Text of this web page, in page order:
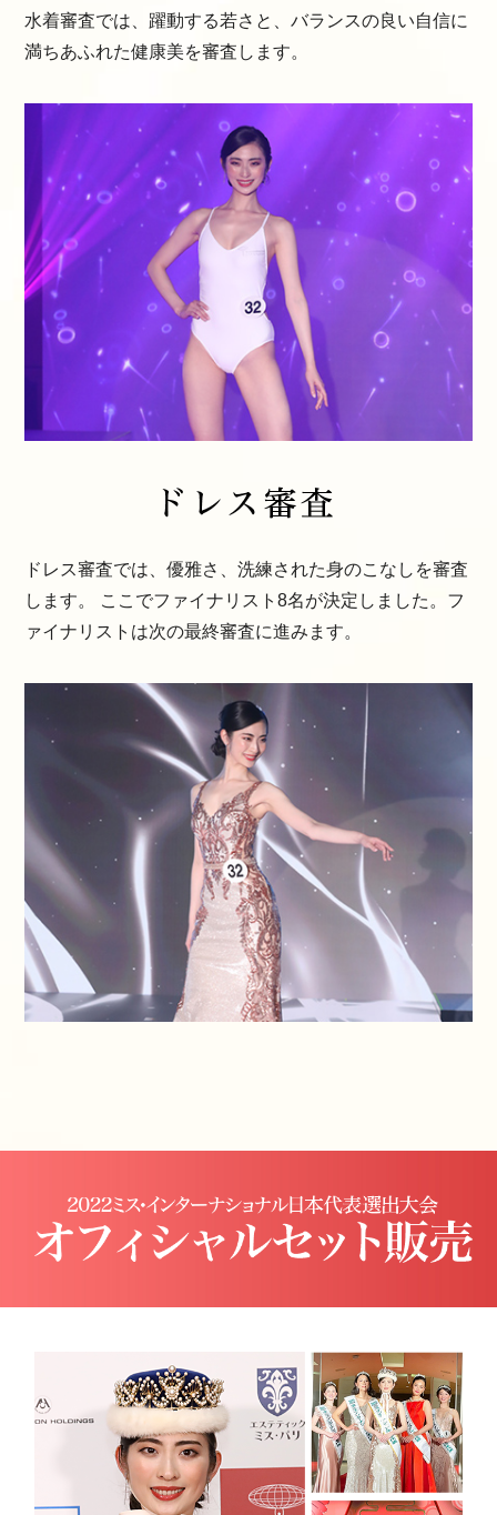
水着審査では、躍動する若さと、バランスの良い自信に
満ちあふれた健康美を審査します。
ドレス審査では、優雅さ、洗練された身のこなしを審査
します。 ここでファイナリスト8名が決定しました。フ
ァイナリストは次の最終審査に進みます。